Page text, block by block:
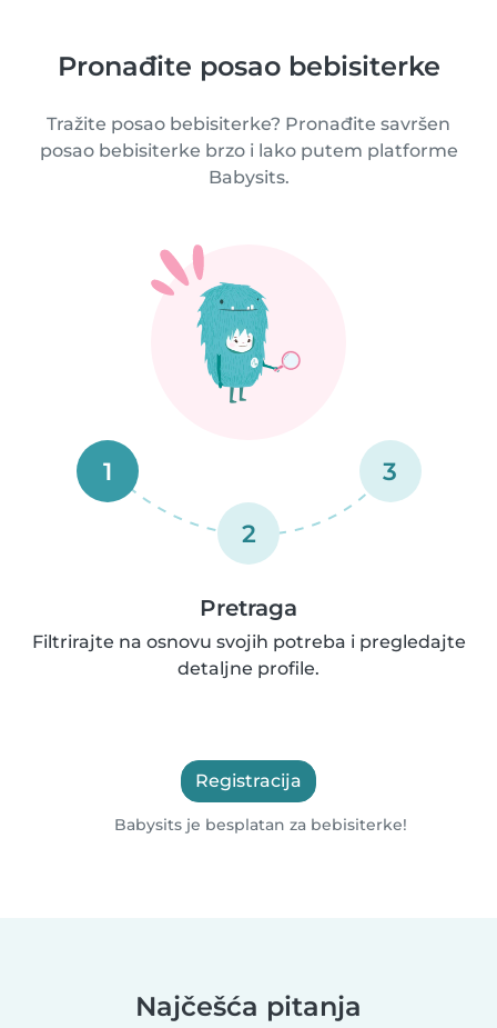
Pronađite posao bebisiterke
Tražite posao bebisiterke? Pronađite savršen
posao bebisiterke brzo i lako putem platforme
Babysits.
1
2
3
Pretraga
Filtrirajte na osnovu svojih potreba i pregledajte
detaljne profile.
Registracija
Babysits je besplatan za bebisiterke!
Najčešća pitanja